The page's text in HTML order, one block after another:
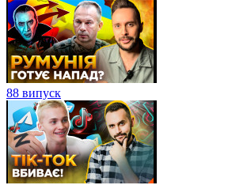
88 випуск